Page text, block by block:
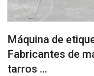
Máquina de
Fabricantes de
tarros ...